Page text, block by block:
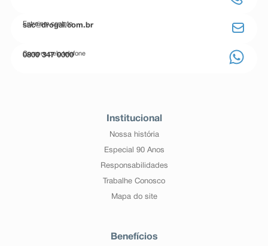
Entre em contato
sac@drogal.com.br
Compre pelo telefone
0800 347 0000
Institucional
Nossa história
Especial 90 Anos
Responsabilidades
Trabalhe Conosco
Mapa do site
Benefícios